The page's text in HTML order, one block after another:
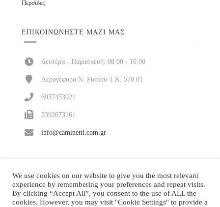
Περσίδες
ΕΠΙΚΟΙΝΩΝΉΣΤΕ ΜΑΖΊ ΜΑΣ
Δευτέρα - Παρασκευή: 08:00 - 16:00
Αερογέφυρα Ν. Ρυσίου Τ.Κ. 570 01
6937453921
2392073161
info@caminetti.com.gr
We use cookies on our website to give you the most relevant
experience by remembering your preferences and repeat visits.
By clicking “Accept All”, you consent to the use of ALL the
cookies. However, you may visit "Cookie Settings" to provide a